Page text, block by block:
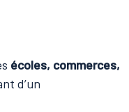
écoles, commerces,
d’un